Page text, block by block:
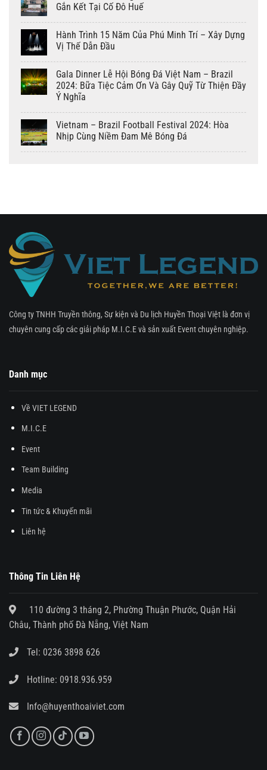
Gắn Kết Tại Cố Đô Huế
Hành Trình 15 Năm Của Phú Minh Trí – Xây Dựng
Vị Thế Dẫn Đầu
Gala Dinner Lễ Hội Bóng Đá Việt Nam – Brazil
2024: Bữa Tiệc Cảm Ơn Và Gây Quỹ Từ Thiện Đầy
Ý Nghĩa
Vietnam – Brazil Football Festival 2024: Hòa
Nhịp Cùng Niềm Đam Mê Bóng Đá
Công ty TNHH Truyền thông, Sự kiện và Du lịch Huyền Thoại Việt là đơn vị
chuyên cung cấp các giải pháp M.I.C.E và sản xuất Event chuyên nghiệp.
Danh mục
Về VIET LEGEND
M.I.C.E
Event
Team Building
Media
Tin tức & Khuyến mãi
Liên hệ
Thông Tin Liên Hệ
110 đường 3 tháng 2, Phường Thuận Phước, Quận Hải
Châu, Thành phố Đà Nẵng, Việt Nam
Tel: 0236 3898 626
Hotline: 0918.936.959
Info@huyenthoaiviet.com